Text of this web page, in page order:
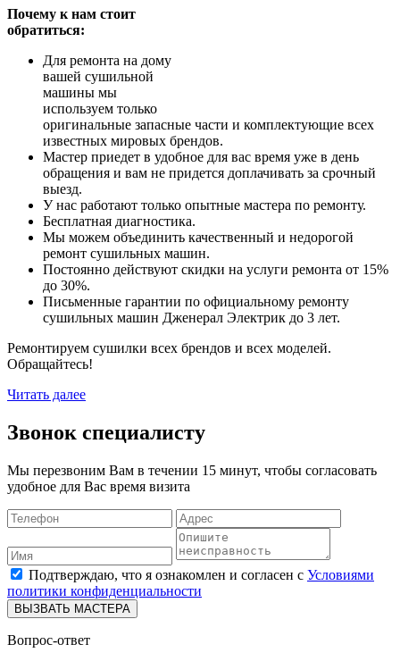
Почему к нам стоит
обратиться:
Для ремонта на дому
вашей сушильной
машины мы
используем только
оригинальные запасные части и комплектующие всех
известных мировых брендов.
Мастер приедет в удобное для вас время уже в день
обращения и вам не придется доплачивать за срочный
выезд.
У нас работают только опытные мастера по ремонту.
Бесплатная диагностика.
Мы можем объединить качественный и недорогой
ремонт сушильных машин.
Постоянно действуют скидки на услуги ремонта от 15%
до 30%.
Письменные гарантии по официальному ремонту
сушильных машин Дженерал Электрик до 3 лет.
Ремонтируем сушилки всех брендов и всех моделей.
Обращайтесь!
Читать далее
Звонок специалисту
Мы перезвоним Вам в течении 15 минут, чтобы согласовать
удобное для Вас время визита
Подтверждаю, что я ознакомлен и согласен с Условиями
политики конфиденциальности
ВЫЗВАТЬ МАСТЕРА
Вопрос-ответ